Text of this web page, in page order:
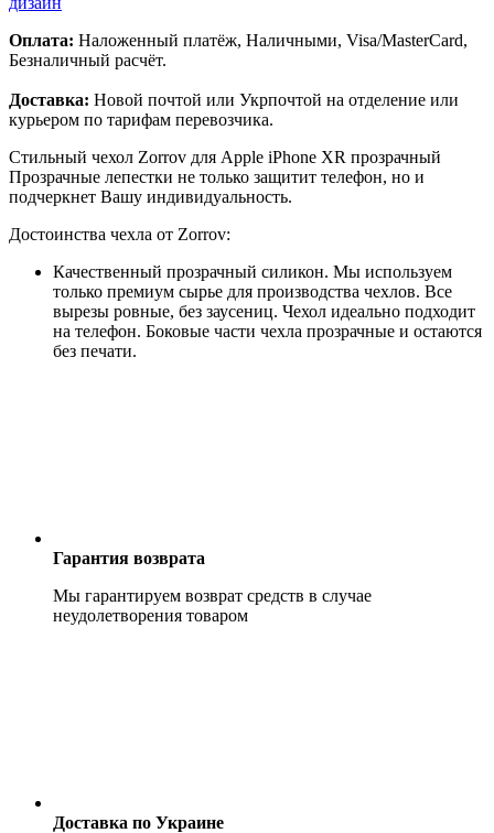
Оплата: Наложенный платёж, Наличными, Visa/MasterCard,
Безналичный расчёт.
Доставка: Новой почтой или Укрпочтой на отделение или
курьером по тарифам перевозчика.
Стильный чехол Zorrov для Apple iPhone XR прозрачный
Прозрачные лепестки не только защитит телефон, но и
подчеркнет Вашу индивидуальность.
Достоинства чехла от Zorrov:
Качественный прозрачный силикон. Мы используем
только премиум сырье для производства чехлов. Все
вырезы ровные, без заусениц. Чехол идеально подходит
на телефон. Боковые части чехла прозрачные и остаются
без печати.
Гарантия возврата
Мы гарантируем возврат средств в случае
неудолетворения товаром
Доставка по Украине